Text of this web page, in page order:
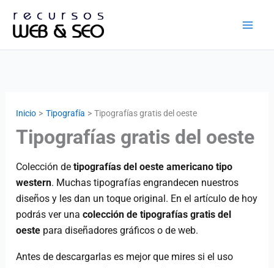
Inicio Tipografía Tipografías gratis del oeste
Tipografías gratis del oeste
Colección detipografías del oeste americano tipo
western. Muchas tipografías engrandecen nuestros
diseños y les dan un toque original. En el artículo de hoy
podrás ver unacolección de tipografías gratis del
oeste para diseñadores gráficos o de web.
Antes de descargarlas es mejor que mires si el uso